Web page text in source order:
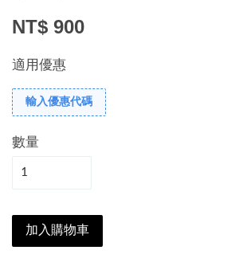
NT$ 900
適用優惠
輸入優惠代碼
數量
加入購物車